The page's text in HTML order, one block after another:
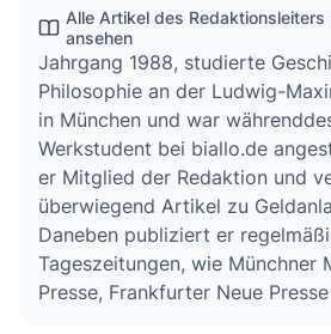
Alle Artikel des Redaktionsleiters
ansehen
Jahrgang 1988, studierte
Philosophie an der Ludwig-
in München und war
Werkstudent bei biallo.de
er Mitglied der Redaktion und
überwiegend Artikel zu
Daneben publiziert er
Tageszeitungen, wie Münchner
Presse, Frankfurter Neue